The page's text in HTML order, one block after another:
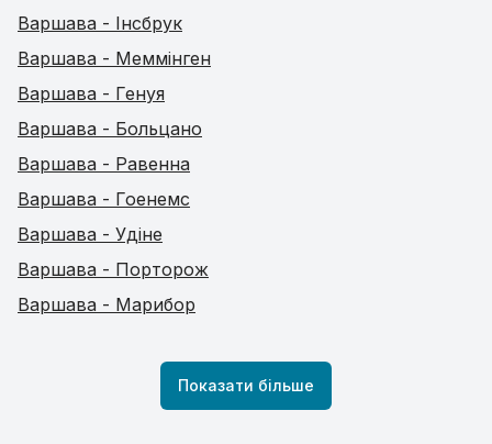
Варшава - Інсбрук
Варшава - Меммінген
Варшава - Генуя
Варшава - Больцано
Варшава - Равенна
Варшава - Гоенемс
Варшава - Удіне
Варшава - Порторож
Варшава - Марибор
Показати більше